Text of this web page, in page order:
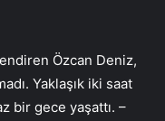
Özcan Deniz,
Yaklaşık iki saat
bir gece yaşattı. –